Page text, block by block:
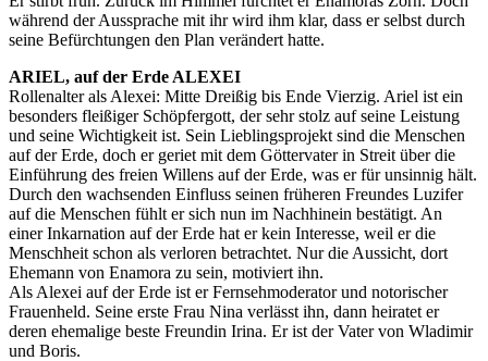
während der Aussprache mit ihr wird ihm klar, dass er selbst durch
seine Befürchtungen den Plan verändert hatte.
ARIEL, auf der Erde ALEXEI
Rollenalter als Alexei: Mitte Dreißig bis Ende Vierzig. Ariel ist ein
besonders fleißiger Schöpfergott, der sehr stolz auf seine Leistung
und seine Wichtigkeit ist. Sein Lieblingsprojekt sind die Menschen
auf der Erde, doch er geriet mit dem Göttervater in Streit über die
Einführung des freien Willens auf der Erde, was er für unsinnig hält.
Durch den wachsenden Einfluss seinen früheren Freundes Luzifer
auf die Menschen fühlt er sich nun im Nachhinein bestätigt. An
einer Inkarnation auf der Erde hat er kein Interesse, weil er die
Menschheit schon als verloren betrachtet. Nur die Aussicht, dort
Ehemann von Enamora zu sein, motiviert ihn.
Als Alexei auf der Erde ist er Fernsehmoderator und notorischer
Frauenheld. Seine erste Frau Nina verlässt ihn, dann heiratet er
deren ehemalige beste Freundin Irina. Er ist der Vater von Wladimir
und Boris.